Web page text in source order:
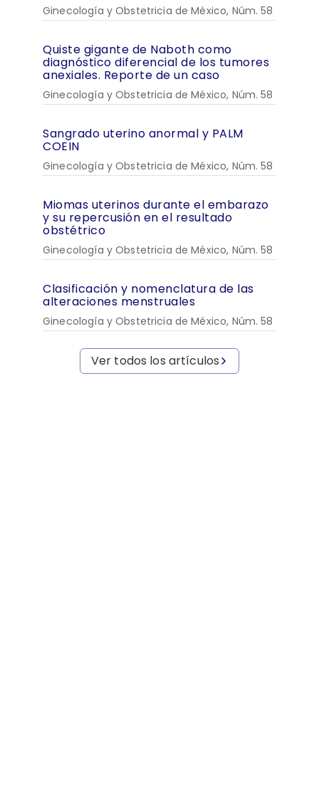
Ginecología y Obstetricia de México, Núm. 58
Quiste gigante de Naboth como
diagnóstico diferencial de los tumores
anexiales. Reporte de un caso
Ginecología y Obstetricia de México, Núm. 58
Sangrado uterino anormal y PALM
COEIN
Ginecología y Obstetricia de México, Núm. 58
Miomas uterinos durante el embarazo
y su repercusión en el resultado
obstétrico
Ginecología y Obstetricia de México, Núm. 58
Clasificación y nomenclatura de las
alteraciones menstruales
Ginecología y Obstetricia de México, Núm. 58
Ver todos los artículos